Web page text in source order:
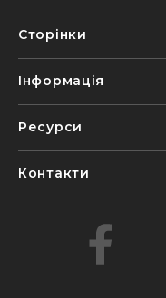
Сторінки
Інформація
Ресурси
Контакти